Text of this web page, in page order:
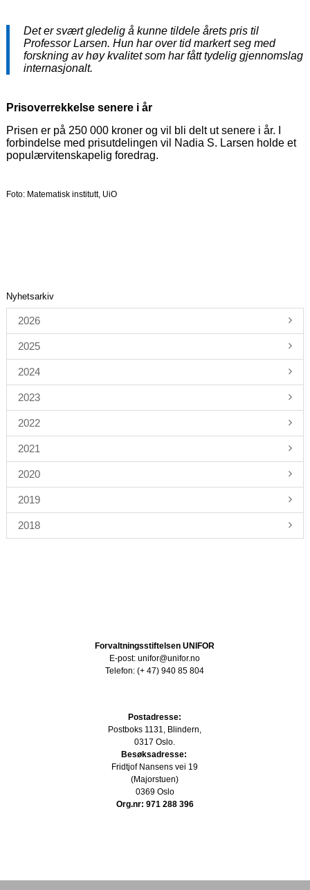
Det er svært gledelig å kunne tildele årets pris til
Professor Larsen. Hun har over tid markert seg med
forskning av høy kvalitet som har fått tydelig gjennomslag
internasjonalt.
Prisoverrekkelse senere i år
Prisen er på 250 000 kroner og vil bli delt ut senere i år. I
forbindelse med prisutdelingen vil Nadia S. Larsen holde et
populærvitenskapelig foredrag.
Foto: Matematisk institutt, UiO
Nyhetsarkiv
2026
2025
2024
2023
2022
2021
2020
2019
2018
Forvaltningsstiftelsen UNIFOR
E-post: unifor@unifor.no
Telefon: (+ 47) 940 85 804
Postadresse:
Postboks 1131, Blindern,
0317 Oslo.
Besøksadresse:
Fridtjof Nansens vei 19
(Majorstuen)
0369 Oslo
Org.nr: 971 288 396